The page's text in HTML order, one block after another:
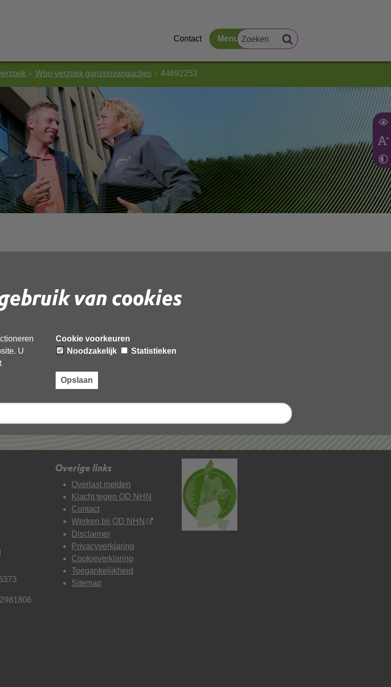
van cookies
U
Cookie voorkeuren
Noodzakelijk
Statistieken
Opslaan
Contact Menu
Woo-verzoek ganzenvangacties 44692253
Overige links
Overlast melden
Klacht tegen OD NHN
Contact
Werken bij OD NHN
Disclaimer
Privacyverklaring
Cookieverklaring
Toegankelijkheid
Sitemap